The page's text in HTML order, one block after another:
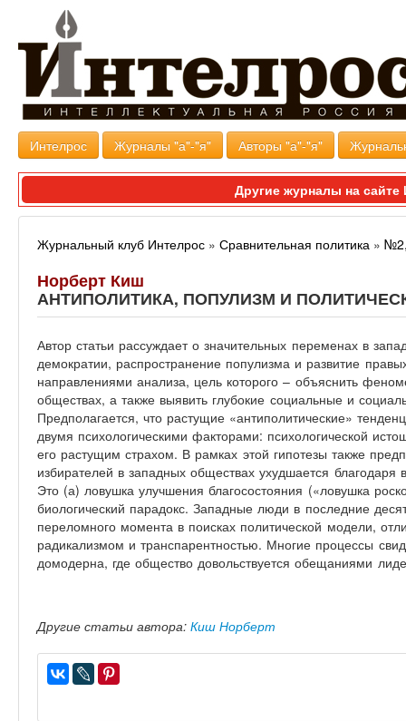
Интелрос Журналы "а"-"я" Авторы "а"-"я"
Другие журналы на
Журнальный клуб Интелрос » Сравнительная политика »
Норберт Киш
АНТИПОЛИТИКА, ПОПУЛИЗМ И
Автор статьи рассуждает о значительных переменах в
демократии, распространение популизма и развитие
направлениями анализа, цель которого – объяснить
обществах, а также выявить глубокие социальные и
Предполагается, что растущие «антиполитические»
двумя психологическими факторами: психологической
его растущим страхом. В рамках этой гипотезы также
избирателей в западных обществах ухудшается благодаря
Это (а) ловушка улучшения благосостояния («ловушка
биологический парадокс. Западные люди в последние
переломного момента в поисках политической модели,
радикализмом и транспарентностью. Многие процессы
домодерна, где общество довольствуется обещаниями
Другие статьи автора: Киш Норберт